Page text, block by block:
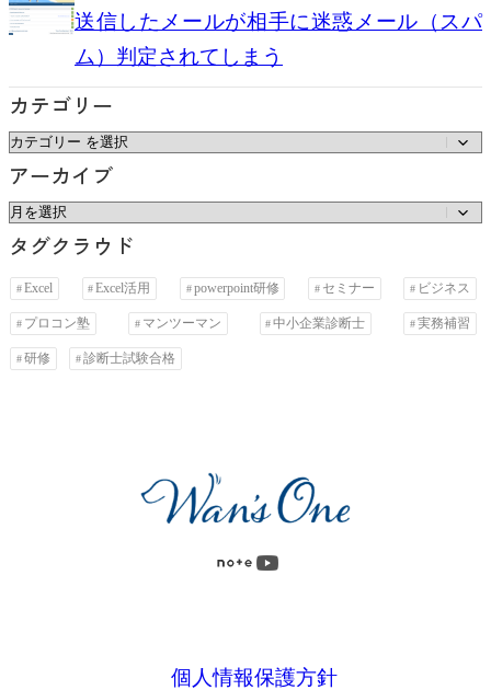
送信したメールが相手に迷惑メール（スパ
ム）判定されてしまう
カテゴリー
カ
テ
ゴ
リ
ー
アーカイブ
ア
ー
カ
イ
ブ
タグクラウド
Excel Excel活用 powerpoint研修 セミナー ビジネス
プロコン塾 マンツーマン 中小企業診断士 実務補習
研修 診断士試験合格
個人情報保護方針